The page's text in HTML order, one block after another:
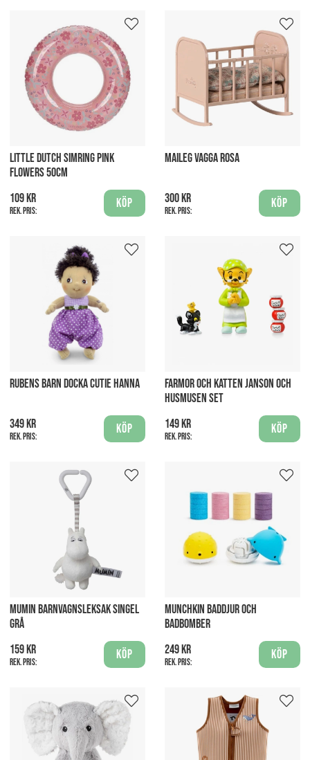
LITTLE DUTCH SIMRING PINK
FLOWERS 50CM
109 kr
Rek. pris:
Köp
MAILEG VAGGA ROSA
300 kr
Rek. pris:
Köp
RUBENS BARN DOCKA CUTIE HANNA
349 kr
Rek. pris:
Köp
FARMOR OCH KATTEN JANSON OCH
HUSMUSEN SET
149 kr
Rek. pris:
Köp
MUMIN BARNVAGNSLEKSAK SINGEL
GRÅ
159 kr
Rek. pris:
Köp
MUNCHKIN BADDJUR OCH
BADBOMBER
249 kr
Rek. pris:
Köp